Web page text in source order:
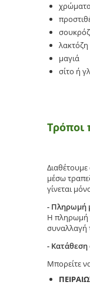
λακτόζη
μαγιά
σίτο ή
μέσω
γίνεται
- Πληρωμή
Η πληρωμή
συναλλαγή
- Κατάθεση
Μπορείτε